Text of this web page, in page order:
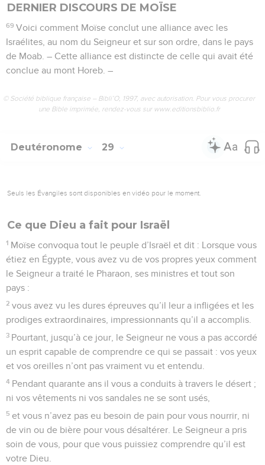
DERNIER DISCOURS DE MOÏSE
69 Voici comment Moïse conclut une alliance avec les
Israélites, au nom du Seigneur et sur son ordre, dans le pays
de Moab. – Cette alliance est distincte de celle qui avait été
conclue au mont Horeb. –
© Société biblique française – Bibli’O, 1997, avec autorisation. Pour vous procurer
une Bible imprimée, rendez-vous sur www.editionsbiblio.fr
Deutéronome 29
Seuls les Évangiles sont disponibles en vidéo pour le moment.
Ce que Dieu a fait pour Israël
1 Moïse convoqua tout le peuple d’Israël et dit : Lorsque vous
étiez en Égypte, vous avez vu de vos propres yeux comment
le Seigneur a traité le Pharaon, ses ministres et tout son
pays :
2 vous avez vu les dures épreuves qu’il leur a infligées et les
prodiges extraordinaires, impressionnants qu’il a accomplis.
3 Pourtant, jusqu’à ce jour, le Seigneur ne vous a pas accordé
un esprit capable de comprendre ce qui se passait : vos yeux
et vos oreilles n’ont pas vraiment vu et entendu.
4 Pendant quarante ans il vous a conduits à travers le désert ;
ni vos vêtements ni vos sandales ne se sont usés,
5 et vous n’avez pas eu besoin de pain pour vous nourrir, ni
de vin ou de bière pour vous désaltérer. Le Seigneur a pris
soin de vous, pour que vous puissiez comprendre qu’il est
votre Dieu.